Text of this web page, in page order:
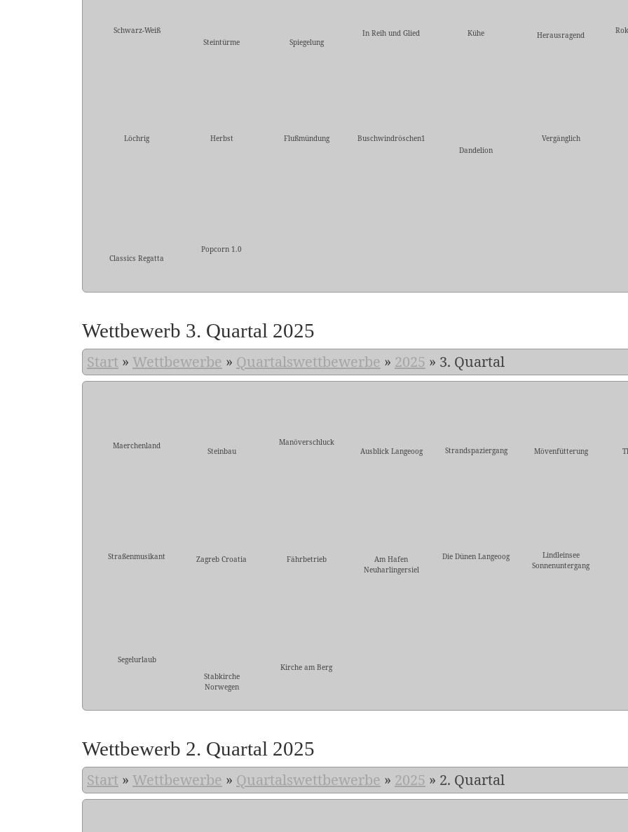
Schwarz-Weiß
Steintürme
Spiegelung
In Reih und Glied Kühe Herausragend
Löchrig Herbst Flußmündung
Buschwindröschen1
Dandelion
Vergänglich
Classics Regatta
Popcorn 1.0
Wettbewerb 3. Quartal 2025
Start » Wettbewerbe » Quartalswettbewerbe » 2025 » 3. Quartal
Maerchenland
Steinbau
Manöverschluck
Ausblick Langeoog
Strandspaziergang Mövenfütterung
Straßenmusikant Zagreb Croatia Fährbetrieb
Am Hafen
Neuharlingersiel
Die Dünen Langeoog
Lindleinsee
Sonnenuntergang
Segelurlaub
Stabkirche
Norwegen
Kirche am Berg
Wettbewerb 2. Quartal 2025
Start » Wettbewerbe » Quartalswettbewerbe » 2025 » 2. Quartal